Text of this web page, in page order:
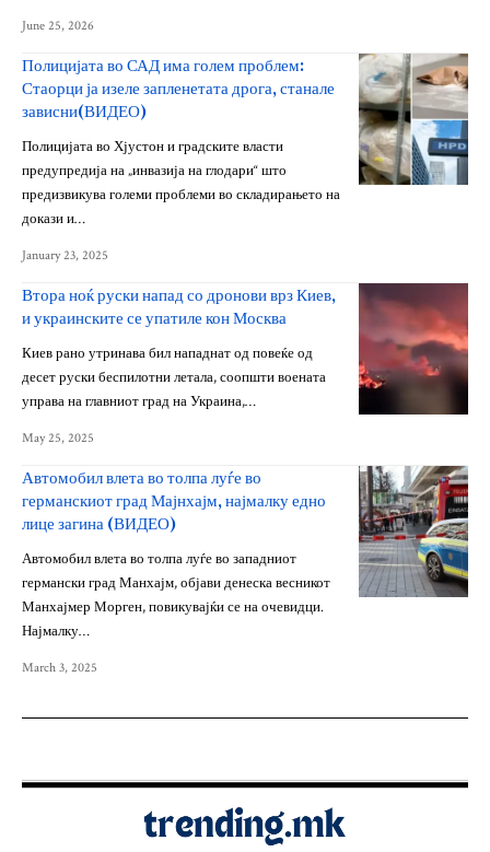
June 25, 2026
Полицијата во САД има голем проблем:
Стаорци ја изеле запленетата дрога, станале
зависни(ВИДЕО)
Полицијата во Хјустон и градските власти
предупредија на „инвазија на глодари“ што
предизвикува големи проблеми во складирањето на
докази и…
January 23, 2025
Втора ноќ руски напад со дронови врз Киев,
и украинските се упатиле кон Москва
Киев рано утринава бил нападнат од повеќе од
десет руски беспилотни летала, соопшти воената
управа на главниот град на Украина,…
May 25, 2025
Автомобил влета во толпа луѓе во
германскиот град Мајнхајм, најмалку едно
лице загина (ВИДЕО)
Автомобил влета во толпа луѓе во западниот
германски град Манхајм, објави денеска весникот
Манхајмер Морген, повикувајќи се на очевидци.
Најмалку…
March 3, 2025